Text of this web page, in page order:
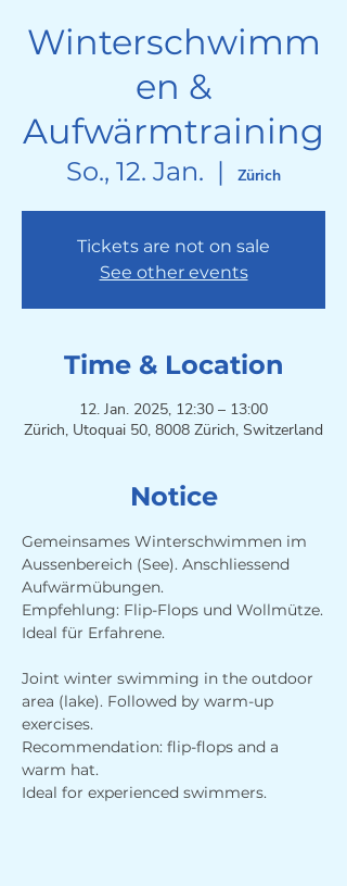
Winterschwimm
en &
Aufwärmtraining
So., 12. Jan.
  |
Zürich
Tickets are not on sale
See other events
Time & Location
12. Jan. 2025, 12:30 – 13:00
Zürich, Utoquai 50, 8008 Zürich, Switzerland
Notice
Gemeinsames Winterschwimmen im
Aussenbereich (See). Anschliessend
Aufwärmübungen.
Empfehlung: Flip-Flops und Wollmütze.
Ideal für Erfahrene.
Joint winter swimming in the outdoor
area (lake). Followed by warm-up
exercises.
Recommendation: flip-flops and a
warm hat.
Ideal for experienced swimmers.